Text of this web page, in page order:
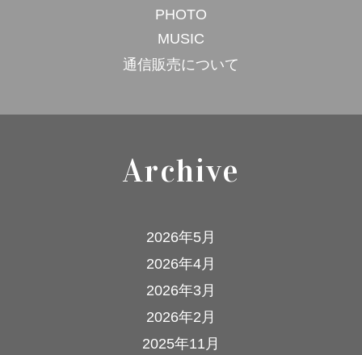
PHOTO
MUSIC
通信販売について
Archive
2026年5月
2026年4月
2026年3月
2026年2月
2025年11月